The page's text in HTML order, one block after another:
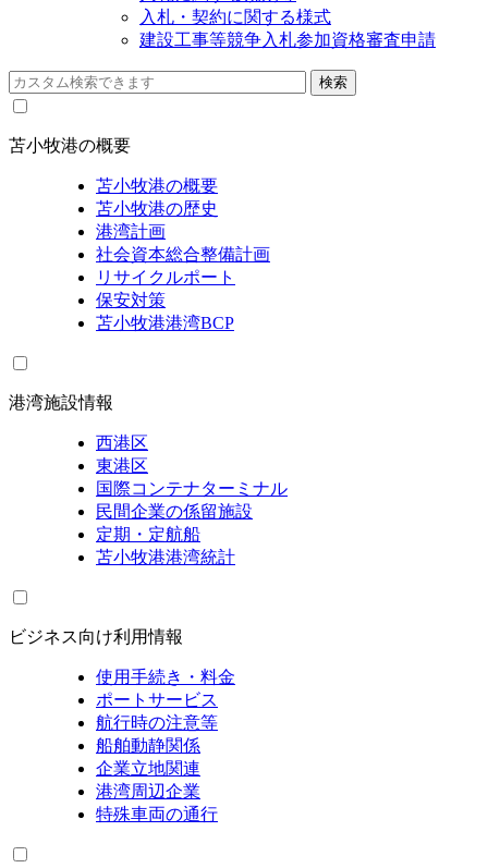
入札・契約に関する様式
建設工事等競争入札参加資格審査申請
苫小牧港の概要
苫小牧港の概要
苫小牧港の歴史
港湾計画
社会資本総合整備計画
リサイクルポート
保安対策
苫小牧港港湾BCP
港湾施設情報
西港区
東港区
国際コンテナターミナル
民間企業の係留施設
定期・定航船
苫小牧港港湾統計
ビジネス向け利用情報
使用手続き・料金
ポートサービス
航行時の注意等
船舶動静関係
企業立地関連
港湾周辺企業
特殊車両の通行